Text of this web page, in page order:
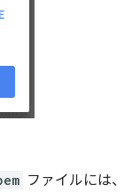
ファイルには、